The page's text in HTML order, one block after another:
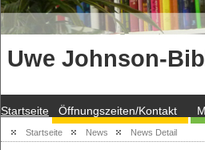
Uwe Johnson-
Startseite Öffnungszeiten/Kontakt
Startseite News News Detail